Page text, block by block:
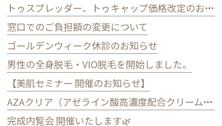
トゥスプレッダー、トゥキャップ価格改定のお知らせ（2026年7月1日より）
窓口でのご負担額の変更について
ゴールデンウィーク休診のお知らせ
男性の全身脱毛・VIO脱毛を開始しました。
【美肌セミナー 開催のお知らせ】
AZAクリア（アゼライン酸高濃度配合クリーム）価格改定のお知らせ（2026年3月1日より）
完成内覧会 開催いたします🌿